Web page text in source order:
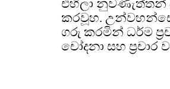
එහිලා නුවණැත්තන්
කරවූහ.
ගරු කරමින් ධර්ම
චෝදනා සහ ප්‍රචාර